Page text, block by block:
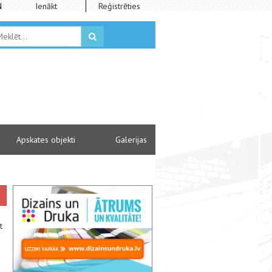
Ienākt Reģistrēties
Apskates objekti Galerijas